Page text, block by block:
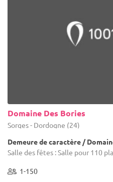
Domaine Des Bories
Sorges - Dordogne (24)
Demeure de caractère /
Salle des fêtes : Salle pour 110
1-150